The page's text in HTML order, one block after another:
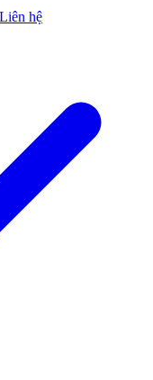
Liên hệ